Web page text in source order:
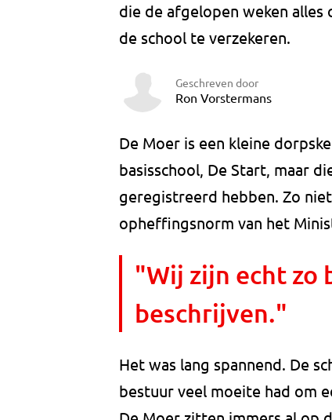
die de afgelopen weken
de school te verzekeren.
Geschreven door
Ron Vorstermans
De Moer is een kleine
basisschool, De Start, maar
geregistreerd hebben. Zo
opheffingsnorm van het
"Wij zijn echt zo
beschrijven."
Het was lang spannend. De
bestuur veel moeite had om